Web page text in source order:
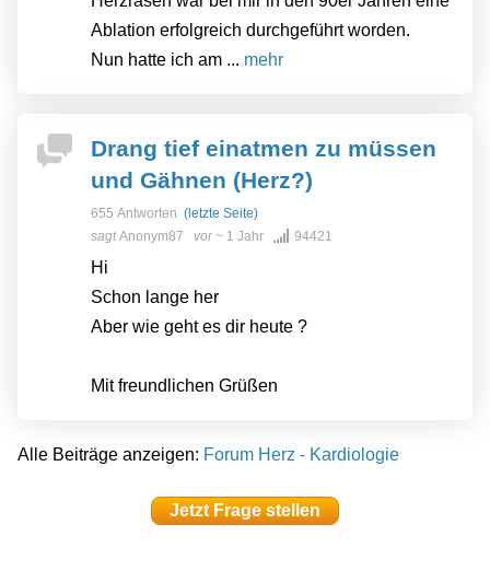
Ablation erfolgreich durchgeführt worden.
Nun hatte ich am ... mehr
Drang tief einatmen zu müssen
und Gähnen (Herz?)
655 Antworten (letzte Seite)
sagtAnonym87 vor~ 1 Jahr 94421
Hi
Schon lange her
Aber wie geht es dir heute ?
Mit freundlichen Grüßen
Alle Beiträge anzeigen: Forum Herz - Kardiologie
Jetzt Frage stellen